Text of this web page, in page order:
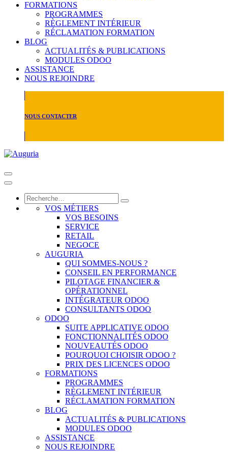
FORMATIONS
PROGRAMMES
RÈGLEMENT INTÉRIEUR
RÉCLAMATION FORMATION
BLOG
ACTUALITÉS & PUBLICATIONS
MODULES ODOO
ASSISTANCE
NOUS REJOINDRE
NOUS CONTACTER
VOS MÉTIERS
VOS BESOINS
SERVICE
RETAIL
NEGOCE
AUGURIA
QUI SOMMES-NOUS ?
CONSEIL EN PERFORMANCE
PILOTAGE FINANCIER &
OPÉRATIONNEL
INTÉGRATEUR ODOO
CONSULTANTS ODOO
ODOO
SUITE APPLICATIVE ODOO
FONCTIONNALITÉS ODOO
NOUVEAUTÉS ODOO
POURQUOI CHOISIR ODOO ?
PRIX DES LICENCES ODOO
FORMATIONS
PROGRAMMES
RÈGLEMENT INTÉRIEUR
RÉCLAMATION FORMATION
BLOG
ACTUALITÉS & PUBLICATIONS
MODULES ODOO
ASSISTANCE
NOUS REJOINDRE